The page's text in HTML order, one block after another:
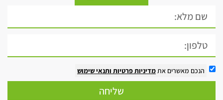
הנכם מאשרים אתמדיניות פרטיות ותנאי שימוש
שליחה